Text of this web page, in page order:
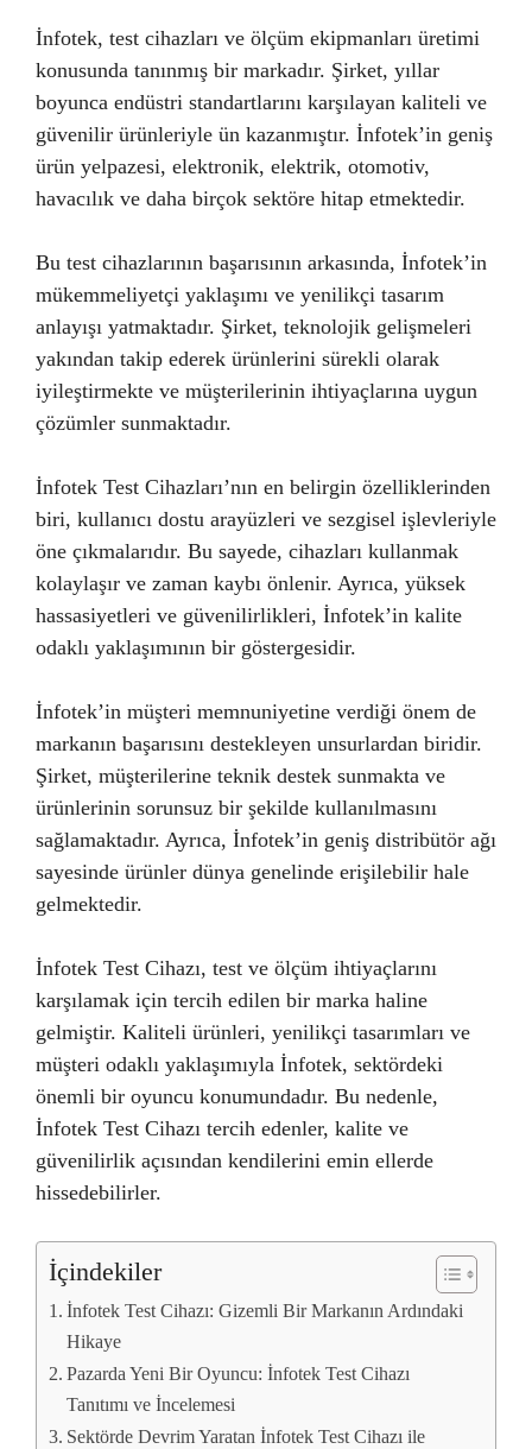
İnfotek, test cihazları ve ölçüm ekipmanları üretimi
konusunda tanınmış bir markadır. Şirket, yıllar
boyunca endüstri standartlarını karşılayan kaliteli ve
güvenilir ürünleriyle ün kazanmıştır. İnfotek’in geniş
ürün yelpazesi, elektronik, elektrik, otomotiv,
havacılık ve daha birçok sektöre hitap etmektedir.
Bu test cihazlarının başarısının arkasında, İnfotek’in
mükemmeliyetçi yaklaşımı ve yenilikçi tasarım
anlayışı yatmaktadır. Şirket, teknolojik gelişmeleri
yakından takip ederek ürünlerini sürekli olarak
iyileştirmekte ve müşterilerinin ihtiyaçlarına uygun
çözümler sunmaktadır.
İnfotek Test Cihazları’nın en belirgin özelliklerinden
biri, kullanıcı dostu arayüzleri ve sezgisel işlevleriyle
öne çıkmalarıdır. Bu sayede, cihazları kullanmak
kolaylaşır ve zaman kaybı önlenir. Ayrıca, yüksek
hassasiyetleri ve güvenilirlikleri, İnfotek’in kalite
odaklı yaklaşımının bir göstergesidir.
İnfotek’in müşteri memnuniyetine verdiği önem de
markanın başarısını destekleyen unsurlardan biridir.
Şirket, müşterilerine teknik destek sunmakta ve
ürünlerinin sorunsuz bir şekilde kullanılmasını
sağlamaktadır. Ayrıca, İnfotek’in geniş distribütör ağı
sayesinde ürünler dünya genelinde erişilebilir hale
gelmektedir.
İnfotek Test Cihazı, test ve ölçüm ihtiyaçlarını
karşılamak için tercih edilen bir marka haline
gelmiştir. Kaliteli ürünleri, yenilikçi tasarımları ve
müşteri odaklı yaklaşımıyla İnfotek, sektördeki
önemli bir oyuncu konumundadır. Bu nedenle,
İnfotek Test Cihazı tercih edenler, kalite ve
güvenilirlik açısından kendilerini emin ellerde
hissedebilirler.
İçindekiler
İnfotek Test Cihazı: Gizemli Bir Markanın Ardındaki
Hikaye
Pazarda Yeni Bir Oyuncu: İnfotek Test Cihazı
Tanıtımı ve İncelemesi
Sektörde Devrim Yaratan İnfotek Test Cihazı ile